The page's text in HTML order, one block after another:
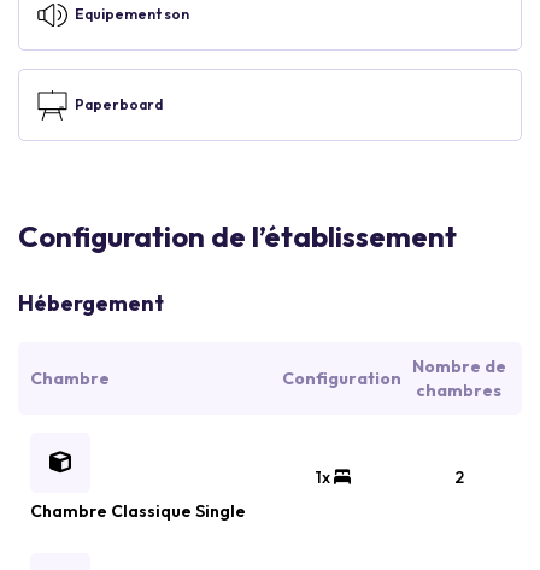
Equipement son
Paperboard
Configuration de l’établissement
Hébergement
Chambre Configuration
Nombre de
chambres
Chambre Classique Single
1x 2